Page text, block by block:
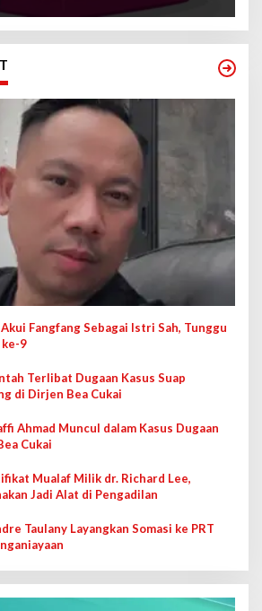
Fangfang Sebagai Istri Sah, Tunggu
ke-9
Terlibat Dugaan Kasus Suap
di Dirjen Bea Cukai
Ahmad Muncul dalam Kasus Dugaan
Cukai
Mualaf Milik dr. Richard Lee,
Jadi Alat di Pengadilan
Taulany Layangkan Somasi ke PRT